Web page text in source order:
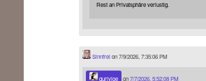
Rest an Privatsphäre verlustig.
Sinnfreion 7/9/2026, 7:35:06 PM
qurlyjoe on7/7/2026, 5:52:08 PM